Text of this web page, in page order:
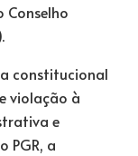
Conselho
constitucional
violação à
e
PGR, a